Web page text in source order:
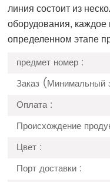
линия состоит из
оборудования, каждое
определенном этапе
предмет номер :
Заказ (Минимальный
Оплата :
Происхождение
Цвет :
Порт доставки :